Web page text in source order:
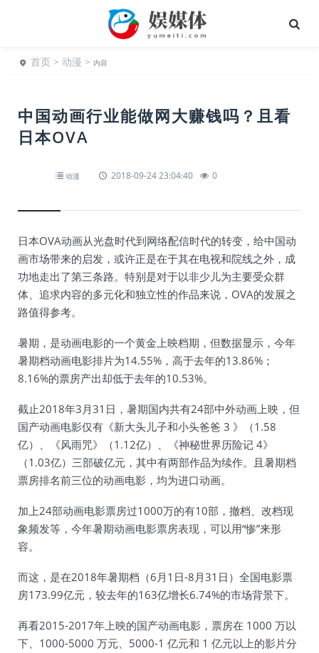
首页 > 动漫 > 内容
中国动画行业能做网大赚钱吗？且看
日本OVA
动漫 2018-09-24 23:04:40 0
日本OVA动画从光盘时代到网络配信时代的转变，给中国动
画市场带来的启发，或许正是在于其在电视和院线之外，成
功地走出了第三条路。特别是对于以非少儿为主要受众群
体、追求内容的多元化和独立性的作品来说，OVA的发展之
路值得参考。
暑期，是动画电影的一个黄金上映档期，但数据显示，今年
暑期档动画电影排片为14.55%，高于去年的13.86%；
8.16%的票房产出却低于去年的10.53%。
截止2018年3月31日，暑期国内共有24部中外动画上映，但
国产动画电影仅有《新大头儿子和小头爸爸 3 》（1.58
亿）、《风雨咒》（1.12亿）、《神秘世界历险记 4》
（1.03亿）三部破亿元，其中有两部作品为续作。且暑期档
票房排名前三位的动画电影，均为进口动画。
加上24部动画电影票房过1000万的有10部，撤档、改档现
象频发等，今年暑期动画电影票房表现，可以用“惨”来形
容。
而这，是在2018年暑期档（6月1日-8月31日）全国电影票
房173.99亿元，较去年的163亿增长6.74%的市场背景下。
再看2015-2017年上映的国产动画电影，票房在 1000 万以
下、1000-5000 万元、5000-1 亿元和 1 亿元以上的影片分